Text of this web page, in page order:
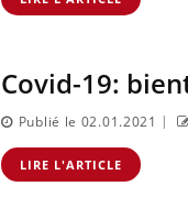
Covid-19:
Publié le 02.01.2021 |
LIRE L'ARTICLE